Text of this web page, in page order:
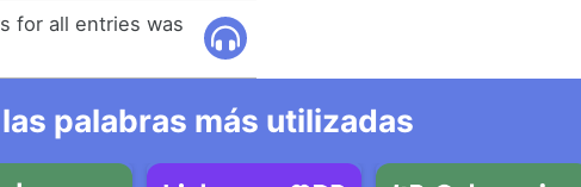
for all entries was
palabras más utilizadas